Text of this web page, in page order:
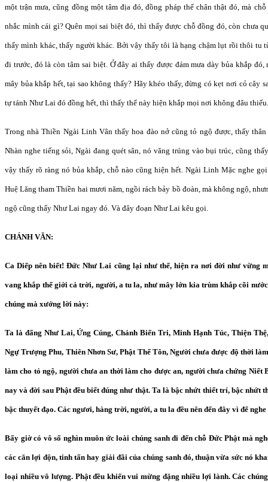
một trận mưa, cũng đồng một tâm địa đó, đồng pháp thể chân thật đó, mà
nhắc mình cái gì? Quên mọi sai biệt đó, thì thấy được chỗ đồng đó, còn chưa
thấy mình khác, thấy người khác. Bởi vậy thấy tôi là hạng chậm lụt rồi thôi tu
đi trước, đó là còn tâm sai biệt. Ở đây ai thấy được đám mưa dày bủa khắp
mây bủa khắp hết, tại sao không thấy? Hãy khéo thấy, đừng có kẹt nơi cỏ cây
tự tánh Như Lai đó đồng hết, thì thấy thể này hiện khắp mọi nơi không đâu thiếu.
Trong nhà Thiền Ngài Linh Vân thấy hoa đào nở cũng tỏ ngộ được, thấy
Nhàn nghe tiếng sỏi, Ngài đang quét sân, nó văng trúng vào bụi trúc, cũng
vậy thấy rõ ràng nó bủa khắp, chỗ nào cũng hiện hết. Ngài Linh Mặc nghe
Huệ Lăng tham Thiền hai mươi năm, ngồi rách bảy bồ đoàn, mà không ngộ,
ngộ cũng thấy Như Lai ngay đó. Và đây đoạn Như Lai kêu gọi.
CHÁNH VĂN:
Ca Diếp nên biết! Đức Như Lai cũng lại như thế, hiện ra nơi đời như vừng
vang khắp thế giới cả trời, người, a tu la, như mây lớn kia trùm khắp cõi
chúng mà xướng lời này:
Ta là đấng Như Lai, Ứng Cúng, Chánh Biến Tri, Minh Hạnh Túc, Thiện
Ngự Trượng Phu, Thiên Nhơn Sư, Phật Thế Tôn, Người chưa được độ thời
làm cho tỏ ngộ, người chưa an thời làm cho được an, người chưa chứng Niết
nay và đời sau Phật đều biết đúng như thật. Ta là bậc nhứt thiết trí, bậc nhứt
bậc thuyết đạo. Các ngươi, hàng trời, người, a tu la đều nên đến đây vì để nghe
Bấy giờ có vô số nghìn muôn ức loài chúng sanh đi đến chỗ Đức Phật mà
các căn lợi độn, tinh tấn hay giải đãi của chúng sanh đó, thuận vừa sức nó
loại nhiều vô lượng. Phật đều khiến vui mừng đặng nhiều lợi lành. Các